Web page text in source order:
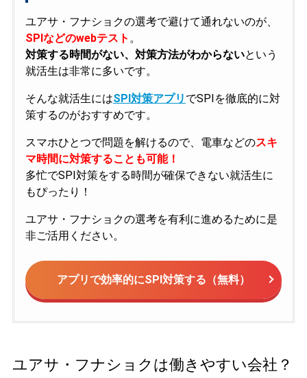
ユアサ・フナショクの選考で避けて通れないのが、
SPIなどのwebテスト 。
対策する時間がない、対策方法がわからないという
就活生は非常に多いです。
そんな就活生にはSPI対策アプリ でSPIを徹底的に対
策するのがおすすめです。
スマホひとつで問題を解けるので、電車などのスキ
マ時間に対策することも可能！
多忙でSPI対策をする時間が確保できない就活生に
もぴったり！
ユアサ・フナショクの選考を有利に進めるために是
非ご活用ください。
アプリで効率的にSPI対策する（無料）
ユアサ・フナショクは働きやすい会社？